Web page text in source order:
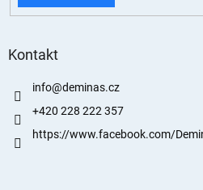
Kontakt
info@deminas.cz
+420 228 222 357
https://www.facebook.com/